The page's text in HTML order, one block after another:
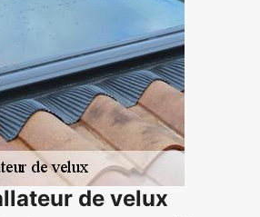
de velux